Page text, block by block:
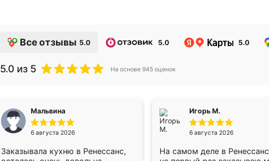
Все отзывы 5.0 5.0 5.0
5.0 из 5 На основе 945 оценок
Мальвина
6 августа 2026
Заказывала кухню в Ренессанс,
Игорь М.
6 августа 2026
На самом деле в